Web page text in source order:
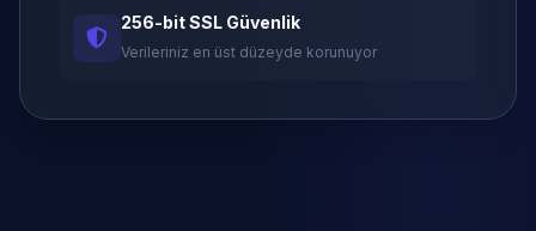
256-bit SSL Güvenlik
Verileriniz en üst düzeyde korunuyor